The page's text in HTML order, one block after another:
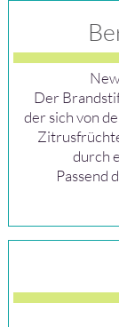
Der
der sich von
durch
Passend